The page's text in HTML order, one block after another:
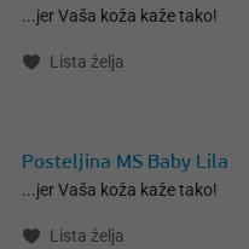
...jer Vaša koža kaže tako!
Lista želja
Posteljina MS Baby Lila
...jer Vaša koža kaže tako!
Lista želja